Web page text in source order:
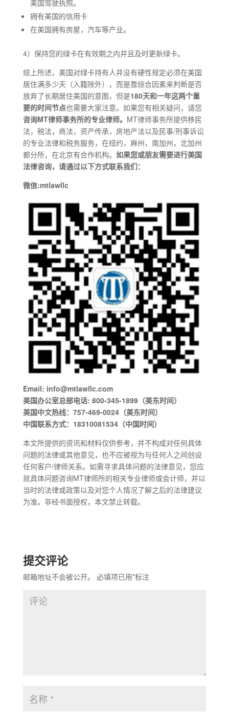
美国驾驶执照。
拥有美国的信用卡
在美国拥有房屋，汽车等产业。
4）保持您的绿卡在有效期之内并且及时更新绿卡。
综上所述，美国对绿卡持有人并没有硬性规定必须在美国
居住满多少天（入籍除外），而是靠综合因素来判断是否
放弃了长期居住美国的意图，但是180天和一年这两个重
要的时间节点也需要大家注意。如果您有相关疑问，请您
咨询MT律师事务所的专业律师。 MT律师事务所提供移民
法，税法，商法，资产传承，房地产法以及民事/刑事诉讼
的专业法律和税务服务，在纽约，麻州，南加州，北加州
都分所，在北京有合作机构。 如果您或朋友需要进行美国
法律咨询，请通过以下方式联系我们：
微信:mtlawllc
Email: info@mtlawllc.com
美国办公室总部电话: 800-345-1899（美东时间）
美国中文热线：757-469-0024（美东时间）
中国联系方式：18310081534（中国时间）
本文所提供的资讯和材料仅供参考，并不构成对任何具体
问题的法律或其他意见，也不应被视为与任何人之间创设
任何客户/律师关系。如需寻求具体问题的法律意见，您应
就具体问题咨询MT律师所的相关专业律师或会计师，并以
当时的法律或政策以及对您个人情况了解之后的法律建议
为准。非经书面授权，本文禁止转载。
提交评论
邮箱地址不会被公开。 必填项已用*标注